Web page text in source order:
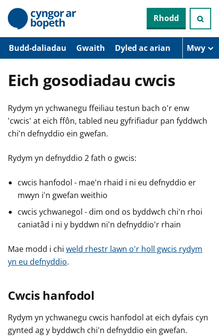
N
d
w
Rhodd
Budd-daliadau Gwaith Dyled ac arian Mwy
Eich gosodiadau cwcis
Rydym yn ychwanegu ffeiliau testun bach o'r enw
'cwcis' at eich ffôn, tabled neu gyfrifiadur pan fyddwch
chi'n defnyddio ein gwefan.
Rydym yn defnyddio 2 fath o gwcis:
cwcis hanfodol - mae'n rhaid i ni eu defnyddio er
mwyn i'n gwefan weithio
cwcis ychwanegol - dim ond os byddwch chi'n rhoi
caniatâd i ni y byddwn ni'n defnyddio'r rhain
Mae modd i chi weld rhestr lawn o'r holl gwcis rydym
yn eu defnyddio.
Cwcis hanfodol
Rydym yn ychwanegu cwcis hanfodol at eich dyfais cyn
gynted ag y byddwch chi'n defnyddio ein gwefan.